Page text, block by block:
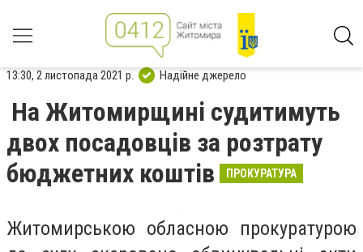
13:30, 2 листопада 2021 р. Надійне джерело
На Житомирщині судитимуть
двох посадовців за розтрату
бюджетних коштів
ПРОКУРАТУРА
Житомирською обласною прокуратурою